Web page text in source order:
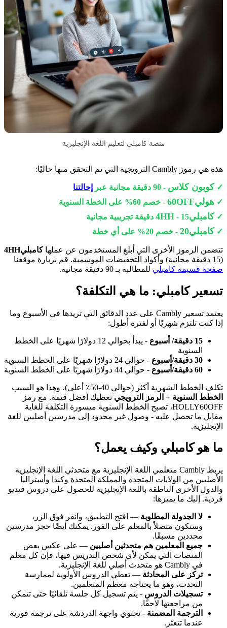
منصة كامبلي لتعليم اللغة الإنجليزية
هذه هي رموز Cambly الترويجية التي تم التحقق منها حاليًا:
✓ كوبون كلاس - 90 دقيقة مجانية عبر
إحالتنا
✓ هولي60OFF
- خصم 60% على الخطة السنوية
✓ كامبلي4HH- 15 دقيقة تجريبية مجانية
✓ كامبلي20 - خصم 20% على أي خطة
تتضمن الرموز الأخرى التي أبلغ المستخدمون عن عملهاكامبلي4HH
(15 دقيقة مجانية) وأكواد التخفيضات الموسمية. قم بزيارة موقعنا
صفحة قسيمة كامبلي للمطالبة بـ 90 دقيقة مجانية.
تسعير كامبلي: ما هي التكلفة؟
يعتمد تسعير Cambly على عدد الدقائق التي تريدها في الأسبوع وما
إذا كنت تلتزم شهريًا أو لفترة أطول:
15 دقيقة/ أسبوع
- يبدأ بحوالي 12 دولارًا شهريًا على الخطط
السنوية
30 دقيقة/أسبوع
- حوالي 24 دولارًا شهريًا على الخطط السنوية
60 دقيقة/أسبوع
- حوالي 44 دولارًا شهريًا على الخطط السنوية
تكلف الخطط الشهرية أكثر (حوالي 40-50٪ أعلى)، وهذا هو السبب
الخطط السنوية + الرمز الترويجي تعطيك أفضل قيمة. مع رمز
HOLLY60OFF، تصبح الخطط السنوية ميسورة التكلفة للغاية
مقابل ما تحصل عليه - وصول غير محدود إلى مدرسين أصليين للغة
الإنجليزية.
ما هو كامبلي وكيف يعمل؟
يربط Cambly متعلمي اللغة الإنجليزية مع متحدثي اللغة الإنجليزية
الأصليين من الولايات المتحدة والمملكة المتحدة وكندا وأستراليا
والدول الأخرى الناطقة باللغة الإنجليزية للحصول على دروس فيديو
فردية. إليك ما يميزها:
لا الجدولة المطلوبة — افتح التطبيق، وانقر فوق الزر،
وستكون متصلاً بالمعلم على الفور. يمكنك أيضًا حجز مدرسين
محددين مسبقًا.
جميع المعلمين هم متحدثين أصليين — على عكس بعض
المنصات التي يمكن لأي شخص التدريس فيها، فإن كل معلم
في Cambly هو متحدث أصلي للغة الإنجليزية.
تركز على المحادثة — تعطي الدروس الأولوية لممارسة
التحدث، وهو ما يحتاجه معظم المتعلمين.
تسجيلات الدروس - يتم تسجيل كل جلسة تلقائيًا حتى تتمكن
من مراجعتها لاحقًا.
الترجمة المضمنة - تحتوي واجهة الدردشة على ترجمة فورية
عندما تتعثر.